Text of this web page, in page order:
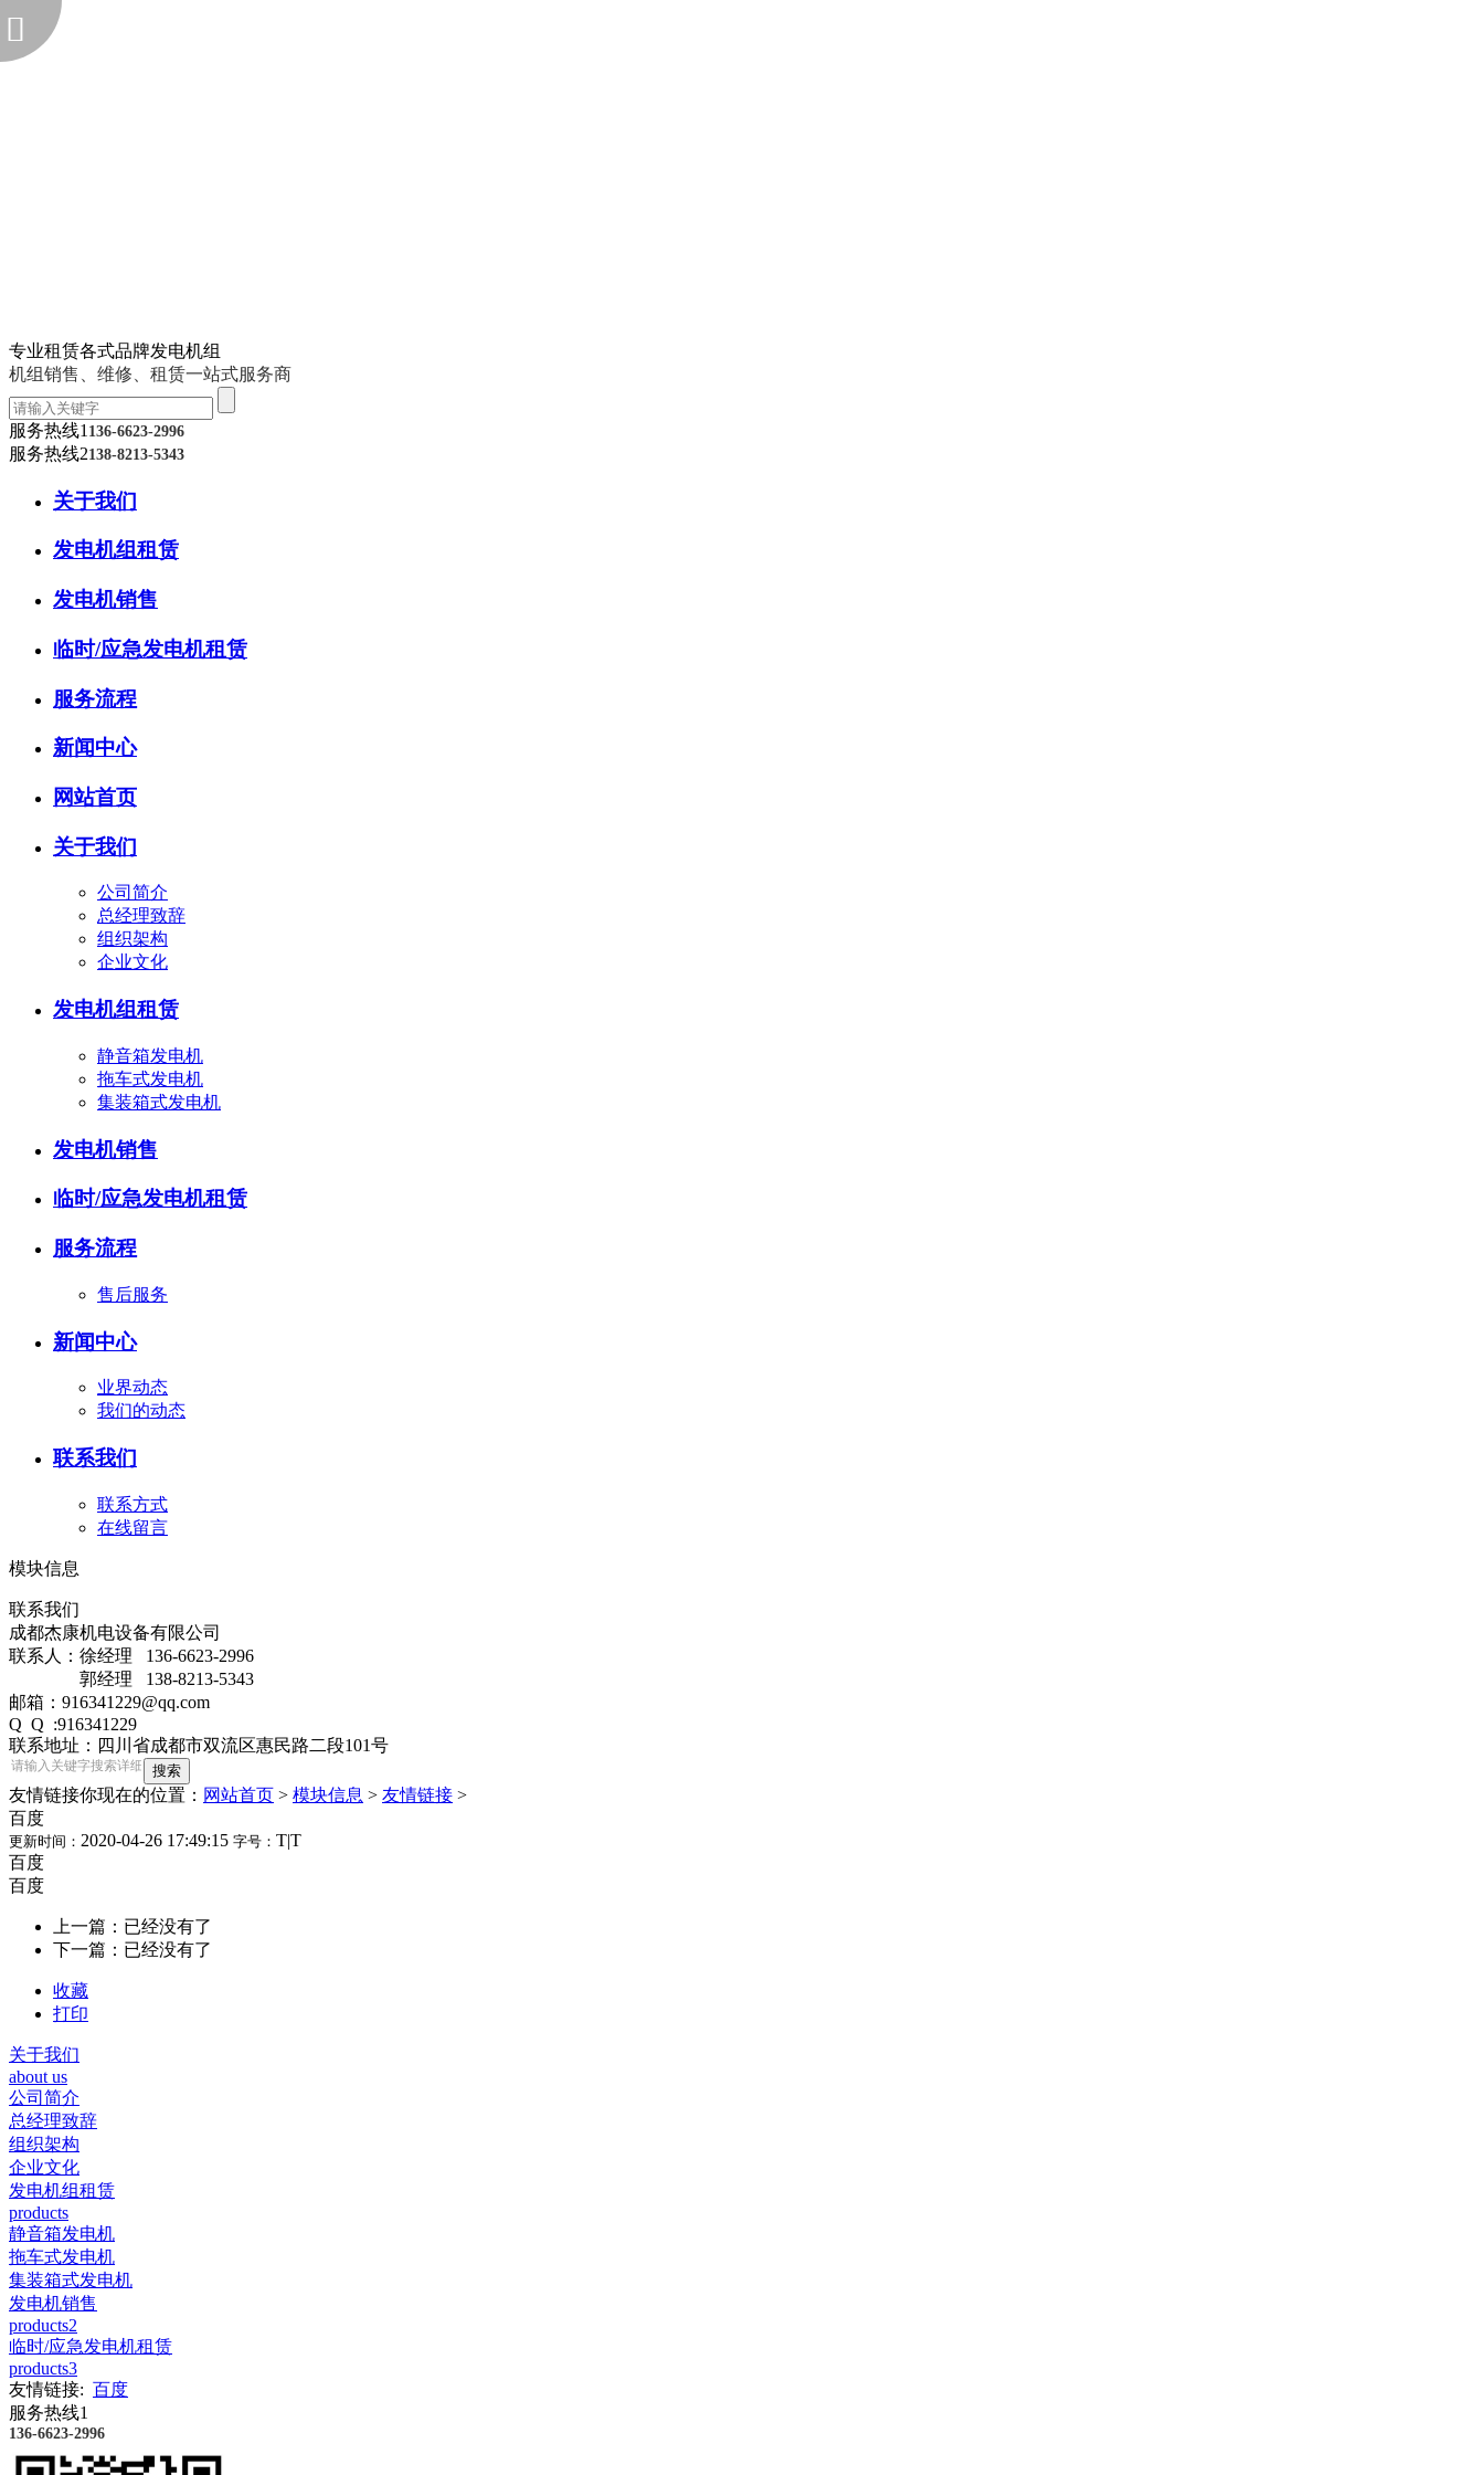
专业租赁各式品牌发电机组
机组销售、维修、租赁一站式服务商
服务热线1 136-6623-2996
服务热线2138-8213-5343
关于我们
发电机组租赁
发电机销售
临时/应急发电机租赁
服务流程
新闻中心
网站首页
关于我们
公司简介
总经理致辞
组织架构
企业文化
发电机组租赁
静音箱发电机
拖车式发电机
集装箱式发电机
发电机销售
临时/应急发电机租赁
服务流程
售后服务
新闻中心
业界动态
我们的动态
联系我们
联系方式
在线留言
模块信息
联系我们
成都杰康机电设备有限公司
联系人：徐经理 136-6623-2996
郭经理 138-8213-5343
邮箱：916341229@qq.com
Q Q :916341229
联系地址：四川省成都市双流区惠民路二段101号
友情链接你现在的位置： 网站首页 > 模块信息 > 友情链接 >
百度
更新时间： 2020-04-26 17:49:15 字号： T|T
百度
百度
上一篇：已经没有了
下一篇：已经没有了
收藏
打印
关于我们
about us
公司简介
总经理致辞
组织架构
企业文化
发电机组租赁
products
静音箱发电机
拖车式发电机
集装箱式发电机
发电机销售
products2
临时/应急发电机租赁
products3
友情链接: 百度
服务热线1
136-6623-2996